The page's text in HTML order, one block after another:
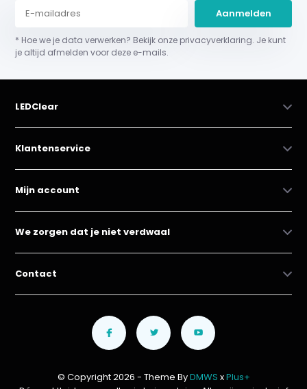
Aanmelden
* Hoe we je data verwerken? Bekijk onze privacyverklaring. Je kunt
je altijd afmelden voor deze e-mails.
LEDClear
Klantenservice
Mijn account
We zorgen dat je niet verdwaal
Contact
© Copyright 2026 - Theme ByDMWS xPlus+